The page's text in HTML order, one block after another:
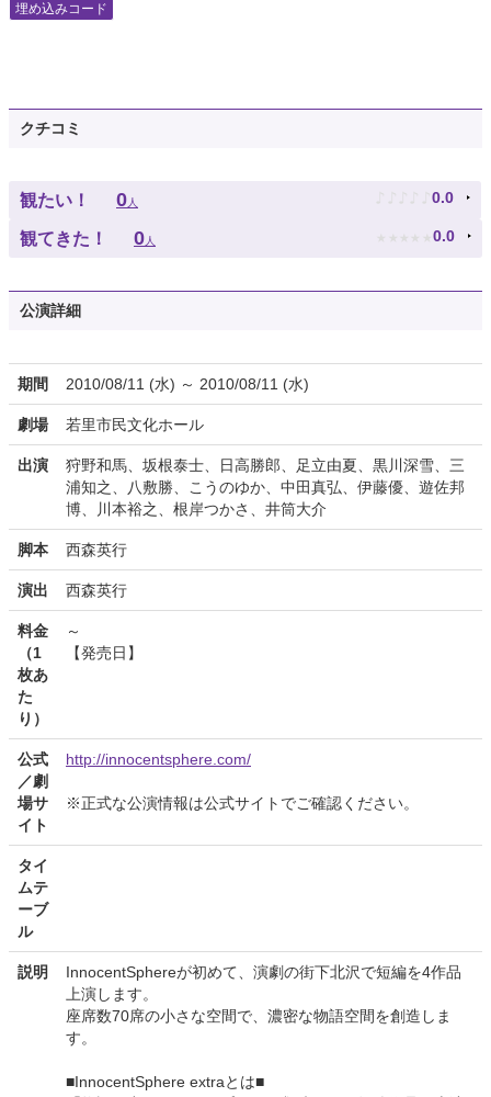
埋め込みコード
クチコミ
観たい！ 0人 ♪ ♪ ♪ ♪ ♪ 0.0
観てきた！ 0人 ★ ★ ★ ★ ★ 0.0
公演詳細
期間 2010/08/11 (水) ～ 2010/08/11 (水)
劇場 若里市民文化ホール
出演
狩野和馬、坂根泰士、日高勝郎、足立由夏、黒川深雪、三
浦知之、八敷勝、こうのゆか、中田真弘、伊藤優、遊佐邦
博、川本裕之、根岸つかさ、井筒大介
脚本 西森英行
演出 西森英行
料金
（1
枚あ
た
り）
～
【発売日】
公式
／劇
場サ
イト
http://innocentsphere.com/
※正式な公演情報は公式サイトでご確認ください。
タイ
ムテ
ーブ
ル
説明
InnocentSphereが初めて、演劇の街下北沢で短編を4作品
上演します。
座席数70席の小さな空間で、濃密な物語空間を創造しま
す。
■InnocentSphere extraとは■